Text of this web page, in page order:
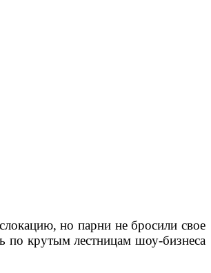
но парни не бросили свое
по крутым лестницам шоу-бизнеса